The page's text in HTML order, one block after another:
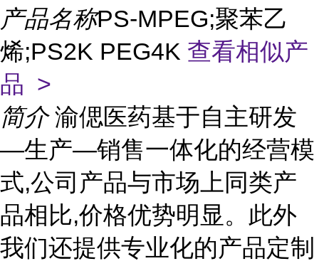
产品名称PS-MPEG;聚苯乙
烯;PS2K PEG4K 查看相似产
品 >
简介 渝偲医药基于自主研发
—生产—销售一体化的经营模
式,公司产品与市场上同类产
品相比,价格优势明显。此外
我们还提供专业化的产品定制